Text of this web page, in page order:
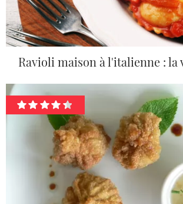
Ravioli maison à l'italienne : la